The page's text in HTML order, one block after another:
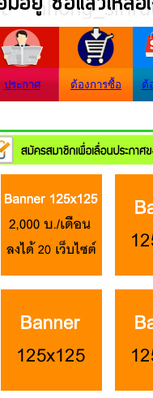
ประกาศ ต้องการซื้อ ต้